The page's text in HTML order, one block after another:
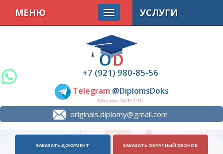
+7 (921) 980-85-56
Telegram @DiplomsDoks
Работаем с 08.00-22.00
originals.diplomy@gmail.com
МЕНЮ
ЗАКАЗАТЬ ДОКУМЕНТ ЗАКАЗАТЬ ОБРАТНЫЙ ЗВОНОК
УСЛУГИ